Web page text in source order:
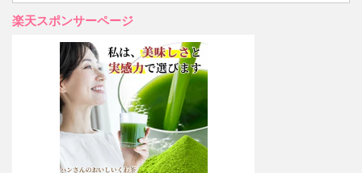
楽天スポンサーページ